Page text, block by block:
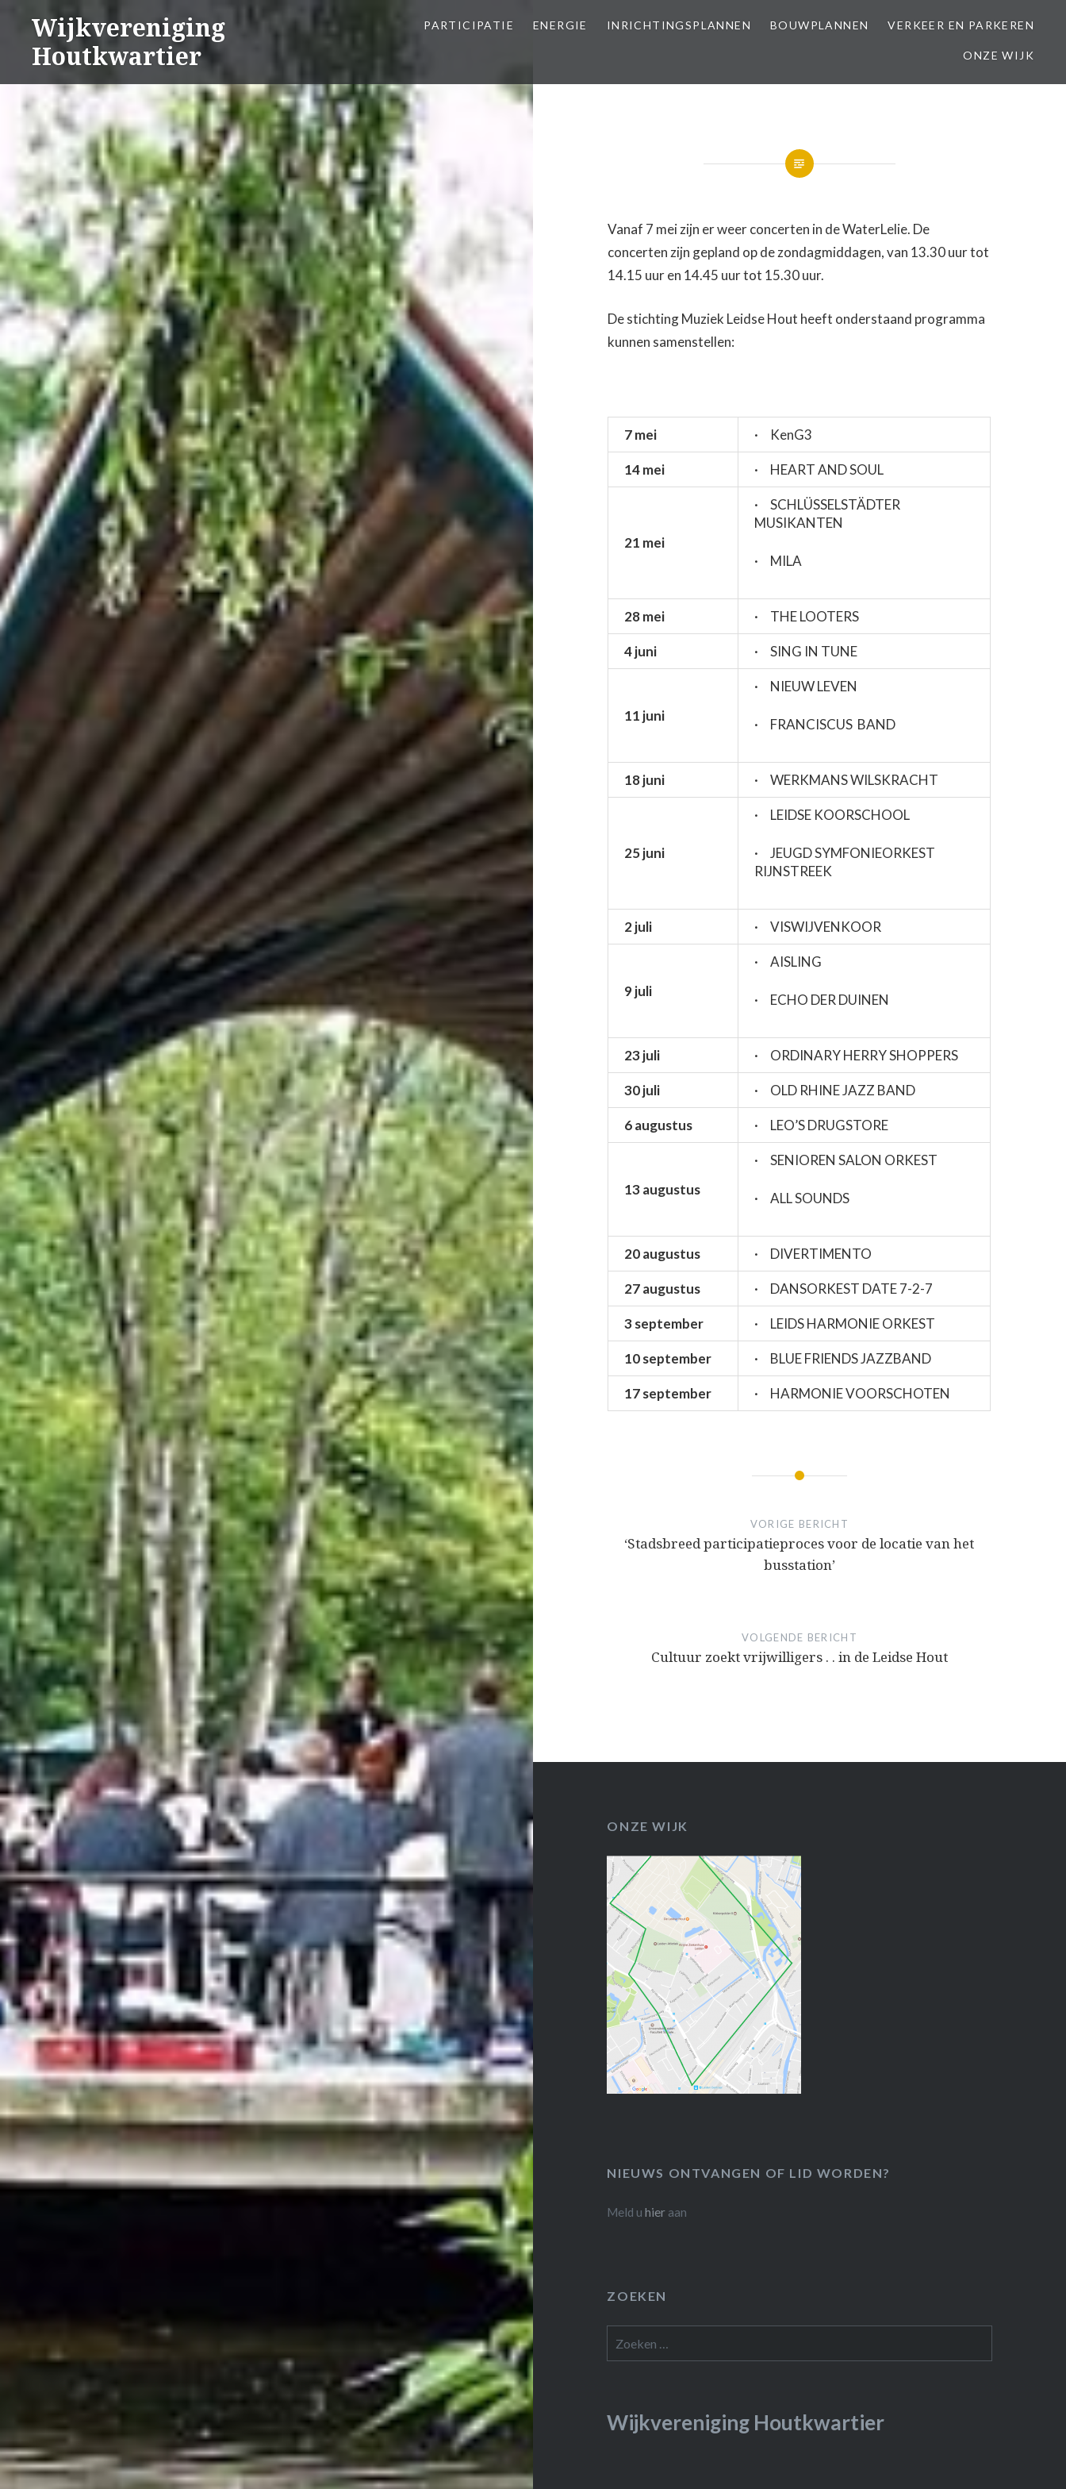
inhoud
Wijkvereniging
Houtkwartier
PARTICIPATIE ENERGIE INRICHTINGSPLANNEN BOUWPLANNEN VERKEER EN PARKEREN
ONZE WIJK
Vanaf 7 mei zijn er weer concerten in de WaterLelie. De
concerten zijn gepland op de zondagmiddagen, van 13.30 uur tot
14.15 uur en 14.45 uur tot 15.30 uur.
De stichting Muziek Leidse Hout heeft onderstaand programma
kunnen samenstellen:
7 mei · KenG3
14 mei · HEART AND SOUL
21 mei
· SCHLÜSSELSTÄDTER
MUSIKANTEN
· MILA
28 mei · THE LOOTERS
4 juni · SING IN TUNE
11 juni
· NIEUW LEVEN
· FRANCISCUS BAND
18 juni · WERKMANS WILSKRACHT
25 juni
· LEIDSE KOORSCHOOL
· JEUGD SYMFONIEORKEST
RIJNSTREEK
2 juli · VISWIJVENKOOR
9 juli
· AISLING
· ECHO DER DUINEN
23 juli · ORDINARY HERRY SHOPPERS
30 juli · OLD RHINE JAZZ BAND
6 augustus · LEO’S DRUGSTORE
13 augustus
· SENIOREN SALON ORKEST
· ALL SOUNDS
20 augustus · DIVERTIMENTO
27 augustus · DANSORKEST DATE 7-2-7
3 september · LEIDS HARMONIE ORKEST
10 september · BLUE FRIENDS JAZZBAND
17 september · HARMONIE VOORSCHOTEN
Bericht
navigatie
VORIGE BERICHT
‘Stadsbreed participatieproces voor de locatie van het
busstation’
VOLGENDE BERICHT
Cultuur zoekt vrijwilligers . . in de Leidse Hout
ONZE WIJK
NIEUWS ONTVANGEN OF LID WORDEN?
Meld uhier aan
ZOEKEN
naar:
Wijkvereniging Houtkwartier